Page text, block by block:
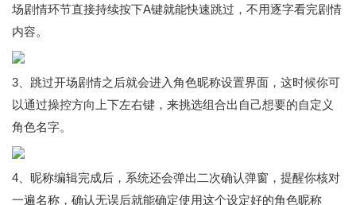
场剧情环节直接持续按下A键就能快速跳过，不用逐字看完剧情
内容。
3、跳过开场剧情之后就会进入角色昵称设置界面，这时候你可
以通过操控方向上下左右键，来挑选组合出自己想要的自定义
角色名字。
4、昵称编辑完成后，系统还会弹出二次确认弹窗，提醒你核对
一遍名称，确认无误后就能确定使用这个设定好的角色昵称